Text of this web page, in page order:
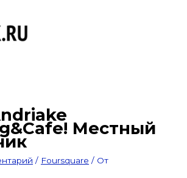
Местный
/ Foursquare / От